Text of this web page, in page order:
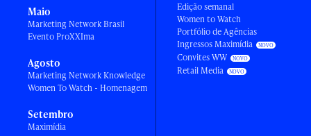
Maio
Marketing Network Brasil
Evento ProXXIma
Agosto
Marketing Network Knowledge
Women To Watch - Homenagem
Setembro
Maximídia
Edição semanal
Women to Watch
Portfólio de Agências
Ingressos Maximídia
Convites WW
Retail Media